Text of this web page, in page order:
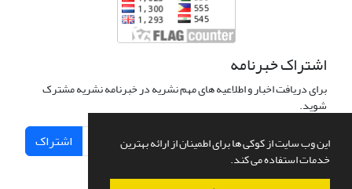
این وب سایت از کوکی ها برای اطمینان از ارائه بهترین
خدمات استفاده می کند.
اشتراک خبرنامه
برای دریافت اخبار و اطلاعیه های مهم نشریه در خبرنامه نشریه مشترک
شوید.
اشتراک